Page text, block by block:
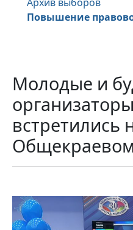
Повышение
Молодые и
встретились